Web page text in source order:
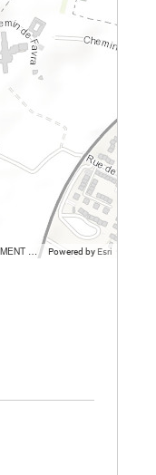
SITG - State of Geneva-CH, IGN, Esri, HERE, Garmin, INCREMENT P, USGS, METI/NASA Powered by Esri